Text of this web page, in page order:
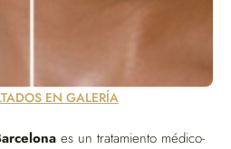
es un tratamiento médico-
EN GALERÍA